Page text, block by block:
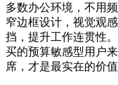
多数办公环境，不用
窄边框设计，视觉观
挡，提升工作连贯性
买的预算敏感型用户
席，才是最实在的价